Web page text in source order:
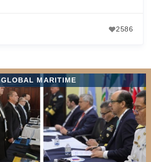
2586
GLOBAL MARITIME